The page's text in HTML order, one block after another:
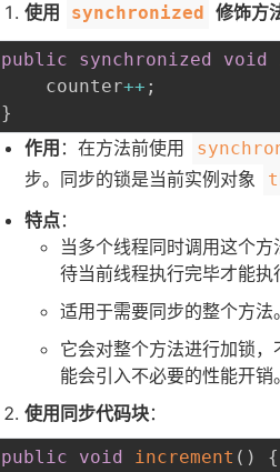
使用 synchronized 修饰方
public synchronized void
    counter
++ ;
}
作用 ：在方法前使用
步。同步的锁是当前实例对象
特点：
当多个线程同时调用这个
待当前线程执行完毕才能执
适用于需要同步的整个方法。
它会对整个方法进行加锁
能会引入不必要的性能开销。
使用同步代码块：
public void increment ( )
{